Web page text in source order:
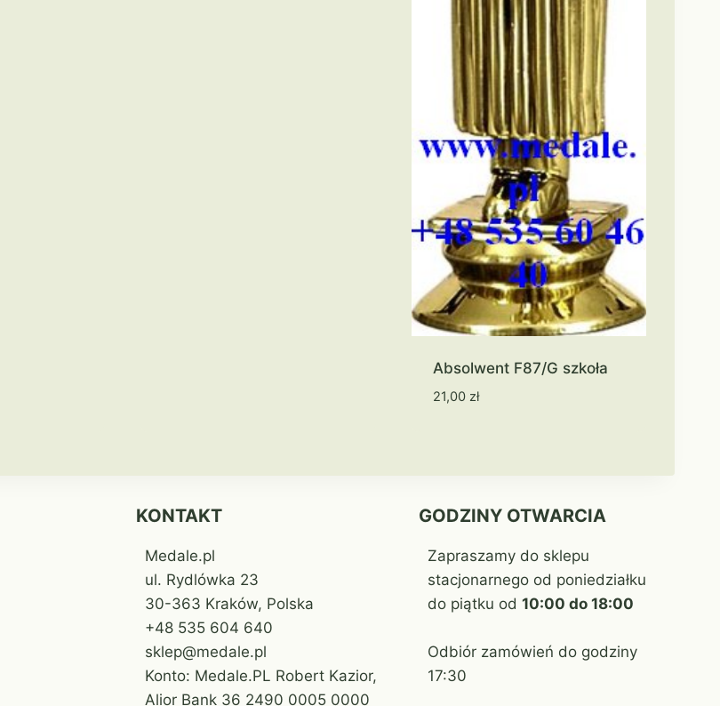
Absolwent F87/G szkoła
21,00 zł
KONTAKT
Medale.pl
ul. Rydlówka 23
30-363 Kraków, Polska
+48 535 604 640
sklep@medale.pl
Konto: Medale.PL Robert Kazior,
Alior Bank 36 2490 0005 0000
GODZINY OTWARCIA
Zapraszamy do sklepu
stacjonarnego od poniedziałku
do piątku od 10:00 do 18:00
Odbiór zamówień do godziny
17:30